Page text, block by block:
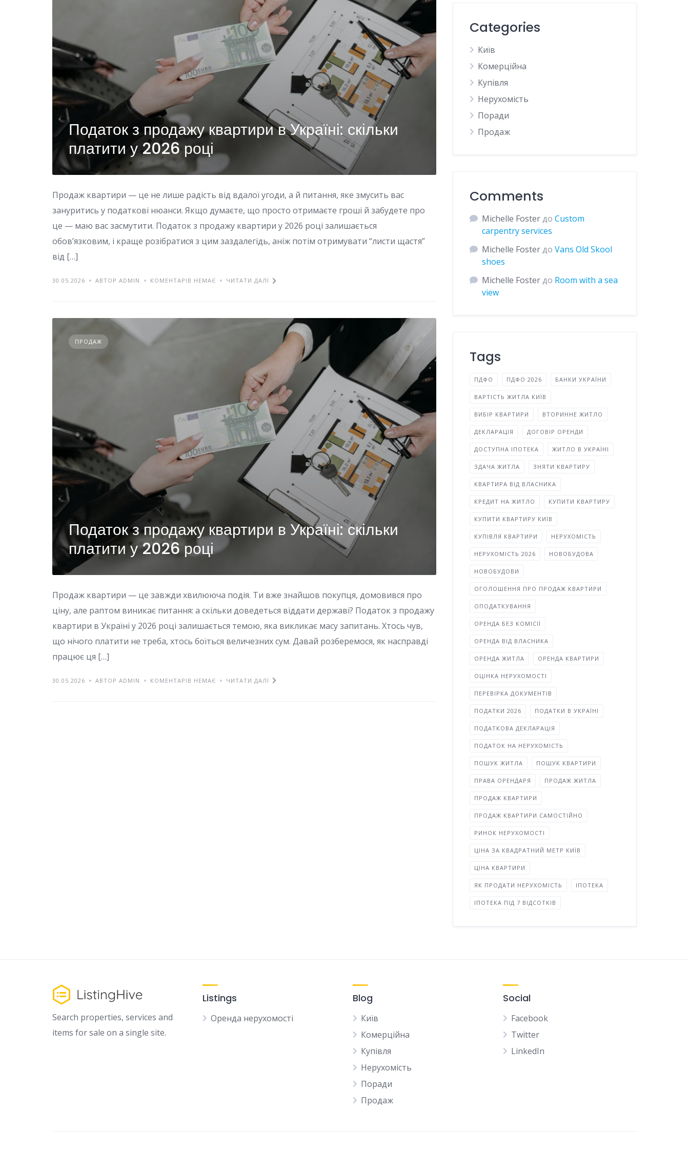
Податок з продажу квартири в Україні: скільки
платити у 2026 році
Продаж квартири — це не лише радість від вдалої угоди, а й питання, яке змусить вас
зануритись у податкові нюанси. Якщо думаєте, що просто отримаєте гроші й забудете про
це — маю вас засмутити. Податок з продажу квартири у 2026 році залишається
обов’язковим, і краще розібратися з цим заздалегідь, аніж потім отримувати “листи щастя”
від […]
30.05.2026 АВТОР ADMIN КОМЕНТАРІВ НЕМАЄ ЧИТАТИ ДАЛІ
ПРОДАЖ
Податок з продажу квартири в Україні: скільки
платити у 2026 році
Продаж квартири — це завжди хвилююча подія. Ти вже знайшов покупця, домовився про
ціну, але раптом виникає питання: а скільки доведеться віддати державі? Податок з продажу
квартири в Україні у 2026 році залишається темою, яка викликає масу запитань. Хтось чув,
що нічого платити не треба, хтось боїться величезних сум. Давай розберемося, як насправді
працює ця […]
30.05.2026 АВТОР ADMIN КОМЕНТАРІВ НЕМАЄ ЧИТАТИ ДАЛІ
Categories
Київ
Комерційна
Купівля
Нерухомість
Поради
Продаж
Comments
Michelle FosterдоCustom
carpentry services
Michelle FosterдоVans Old Skool
shoes
Michelle Fosterдо Room with a sea
view
Tags
ПДФО ПДФО 2026 БАНКИ УКРАЇНИ
ВАРТІСТЬ ЖИТЛА КИЇВ
ВИБІР КВАРТИРИ ВТОРИННЕ ЖИТЛО
ДЕКЛАРАЦІЯ ДОГОВІР ОРЕНДИ
ДОСТУПНА ІПОТЕКА ЖИТЛО В УКРАЇНІ
ЗДАЧА ЖИТЛА ЗНЯТИ КВАРТИРУ
КВАРТИРА ВІД ВЛАСНИКА
КРЕДИТ НА ЖИТЛО КУПИТИ КВАРТИРУ
КУПИТИ КВАРТИРУ КИЇВ
КУПІВЛЯ КВАРТИРИ НЕРУХОМІСТЬ
НЕРУХОМІСТЬ 2026 НОВОБУДОВА
НОВОБУДОВИ
ОГОЛОШЕННЯ ПРО ПРОДАЖ КВАРТИРИ
ОПОДАТКУВАННЯ
ОРЕНДА БЕЗ КОМІСІЇ
ОРЕНДА ВІД ВЛАСНИКА
ОРЕНДА ЖИТЛА ОРЕНДА КВАРТИРИ
ОЦІНКА НЕРУХОМОСТІ
ПЕРЕВІРКА ДОКУМЕНТІВ
ПОДАТКИ 2026 ПОДАТКИ В УКРАЇНІ
ПОДАТКОВА ДЕКЛАРАЦІЯ
ПОДАТОК НА НЕРУХОМІСТЬ
ПОШУК ЖИТЛА ПОШУК КВАРТИРИ
ПРАВА ОРЕНДАРЯ ПРОДАЖ ЖИТЛА
ПРОДАЖ КВАРТИРИ
ПРОДАЖ КВАРТИРИ САМОСТІЙНО
РИНОК НЕРУХОМОСТІ
ЦІНА ЗА КВАДРАТНИЙ МЕТР КИЇВ
ЦІНА КВАРТИРИ
ЯК ПРОДАТИ НЕРУХОМІСТЬ ІПОТЕКА
ІПОТЕКА ПІД 7 ВІДСОТКІВ
Search properties, services and
items for sale on a single site.
Listings
Оренда нерухомості
Blog
Київ
Комерційна
Купівля
Нерухомість
Поради
Продаж
Social
Facebook
Twitter
LinkedIn